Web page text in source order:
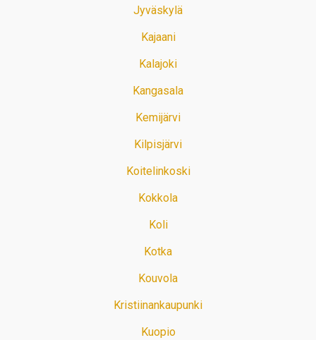
Jyväskylä
Kajaani
Kalajoki
Kangasala
Kemijärvi
Kilpisjärvi
Koitelinkoski
Kokkola
Koli
Kotka
Kouvola
Kristiinankaupunki
Kuopio